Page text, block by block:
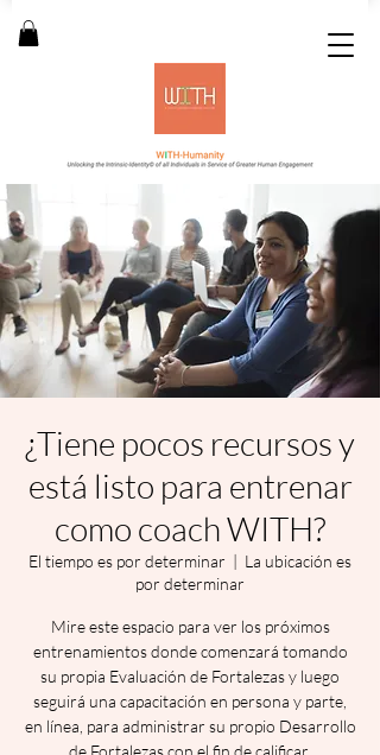
¿Tiene pocos recursos y
está listo para entrenar
como coach WITH?
El tiempo es por determinar
  |
La ubicación es
por determinar
Mire este espacio para ver los próximos
entrenamientos donde comenzará tomando
su propia Evaluación de Fortalezas y luego
seguirá una capacitación en persona y parte,
en línea, para administrar su propio Desarrollo
de Fortalezas con el fin de calificar.